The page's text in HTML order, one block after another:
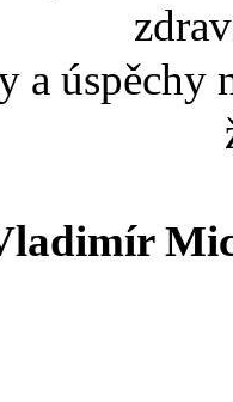
a úspěchy